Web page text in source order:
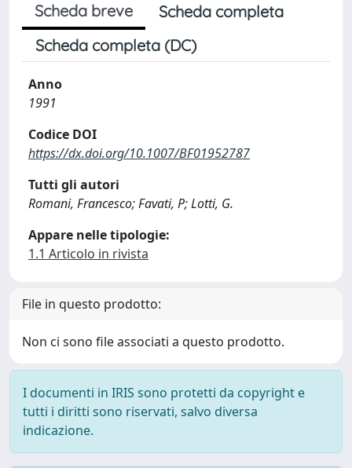
Scheda breve
Scheda completa
Scheda completa (DC)
Anno
1991
Codice DOI
https://dx.doi.org/10.1007/BF01952787
Tutti gli autori
Romani, Francesco; Favati, P; Lotti, G.
Appare nelle tipologie:
1.1 Articolo in rivista
File in questo prodotto:
Non ci sono file associati a questo prodotto.
I documenti in IRIS sono protetti da copyright e
tutti i diritti sono riservati, salvo diversa
indicazione.